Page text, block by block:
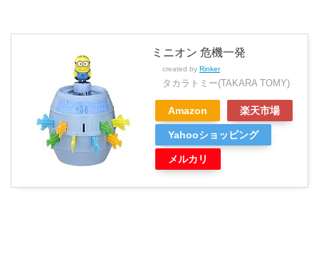
ミニオン 危機一発
created by Rinker
タカラトミー(TAKARA TOMY)
Amazon 楽天市場
Yahooショッピング
メルカリ